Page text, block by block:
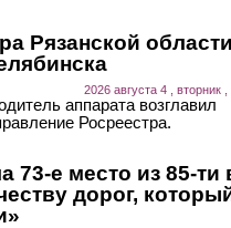
Рязанской
2026 августа 4 , вторник
аппарата возглавил
Росреестра.
73-е место из 85-ти
дорог,